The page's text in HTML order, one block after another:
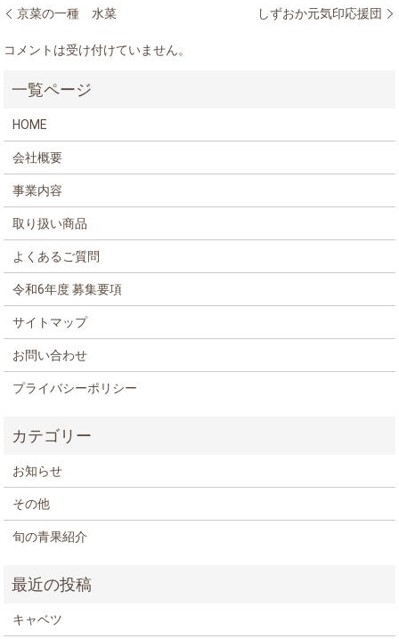
京菜の一種 水菜 しずおか元気印応援団
コメントは受け付けていません。
HOME
会社概要
事業内容
取り扱い商品
よくあるご質問
令和6年度 募集要項
サイトマップ
お問い合わせ
プライバシーポリシー
お知らせ
その他
旬の青果紹介
キャベツ